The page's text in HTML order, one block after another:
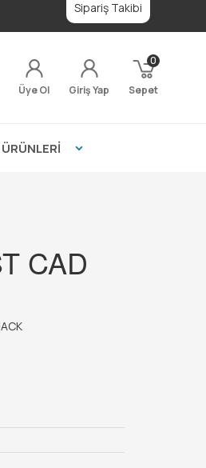
Sipariş Takibi
Üye Ol Giriş Yap Sepet
0
CAD